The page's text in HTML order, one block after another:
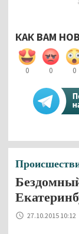
КАК ВАМ
0 0 0
27.10.2015 10:12